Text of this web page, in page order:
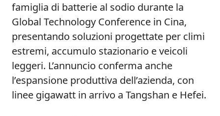
famiglia di batterie al sodio durante la
Global Technology Conference in Cina,
presentando soluzioni progettate per climi
estremi, accumulo stazionario e veicoli
leggeri. L’annuncio conferma anche
l’espansione produttiva dell’azienda, con
linee gigawatt in arrivo a Tangshan e Hefei.